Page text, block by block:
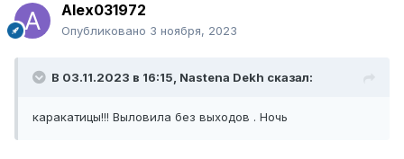
Alex031972
Опубликовано 3 ноября, 2023
В 03.11.2023 в 16:15, Nastena Dekh сказал:
каракатицы!!! Выловила без выходов . Ночь